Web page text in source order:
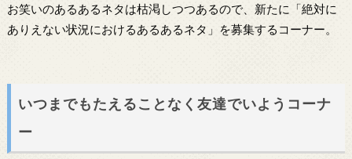
お笑いのあるあるネタは枯渇しつつあるので、新たに「絶対に
ありえない状況におけるあるあるネタ」を募集するコーナー。
いつまでもたえることなく友達でいようコーナ
ー